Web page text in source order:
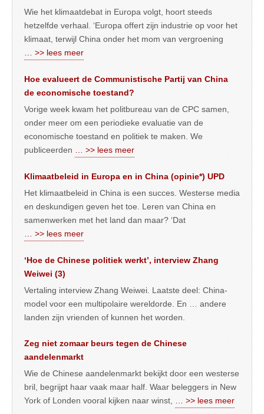
Wie het klimaatdebat in Europa volgt, hoort steeds
hetzelfde verhaal. ‘Europa offert zijn industrie op voor het
klimaat, terwijl China onder het mom van vergroening
… >> lees meer
Hoe evalueert de Communistische Partij van China
de economische toestand?
Vorige week kwam het politbureau van de CPC samen,
onder meer om een periodieke evaluatie van de
economische toestand en politiek te maken. We
publiceerden
… >> lees meer
Klimaatbeleid in Europa en in China (opinie*) UPD
Het klimaatbeleid in China is een succes. Westerse media
en deskundigen geven het toe. Leren van China en
samenwerken met het land dan maar? ‘Dat
… >> lees meer
‘Hoe de Chinese politiek werkt’, interview Zhang
Weiwei (3)
Vertaling interview Zhang Weiwei. Laatste deel: China-
model voor een multipolaire wereldorde. En … andere
landen zijn vrienden of kunnen het worden.
Zeg niet zomaar beurs tegen de Chinese
aandelenmarkt
Wie de Chinese aandelenmarkt bekijkt door een westerse
bril, begrijpt haar vaak maar half. Waar beleggers in New
York of Londen vooral kijken naar winst,
… >> lees meer